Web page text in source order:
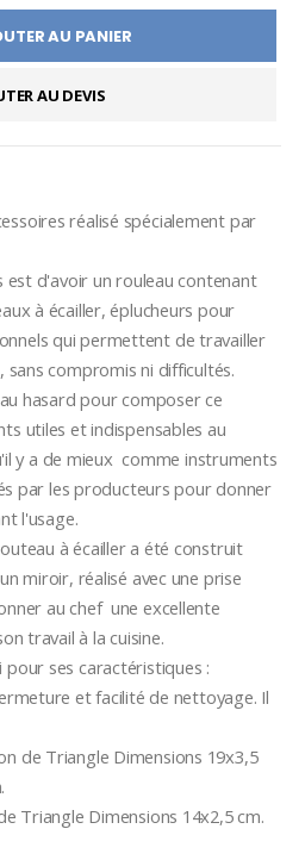
AU PANIER
AU DEVIS
réalisé spécialement par
est d'avoir un rouleau contenant
à écailler, éplucheurs pour
qui permettent de travailler
compromis ni difficultés.
hasard pour composer ce
utiles et indispensables au
y a de mieux  comme instruments
par les producteurs pour donner
l'usage.
à écailler a été construit
miroir, réalisé avec une prise
au chef  une excellente
travail à la cuisine.
ses caractéristiques :
et facilité de nettoyage. Il
de Triangle Dimensions 19x3,5
Triangle Dimensions 14x2,5 cm.